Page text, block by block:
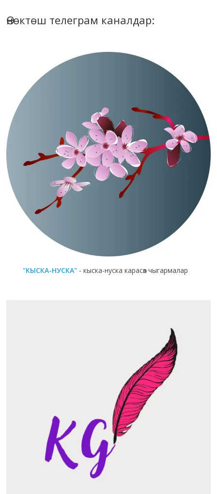
Өнөктөш телеграм каналдар:
"КЫСКА-НУСКА" - кыска-нуска карасөз чыгармалар